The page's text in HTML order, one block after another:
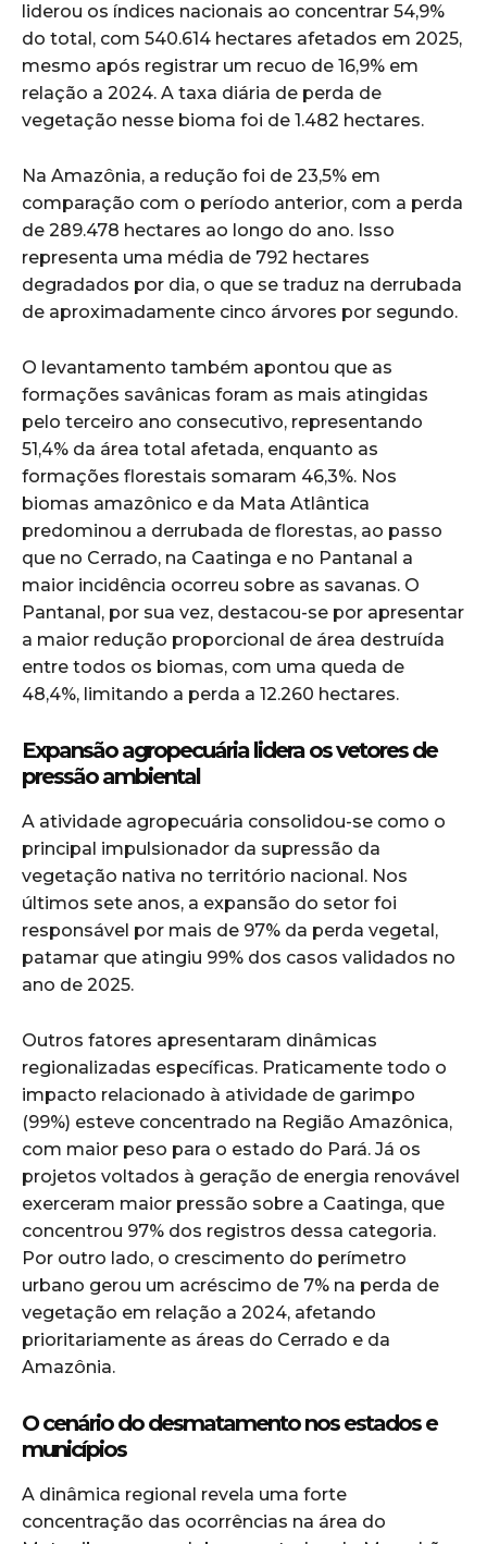
liderou os índices nacionais ao concentrar 54,9%
do total, com 540.614 hectares afetados em 2025,
mesmo após registrar um recuo de 16,9% em
relação a 2024. A taxa diária de perda de
vegetação nesse bioma foi de 1.482 hectares.
Na Amazônia, a redução foi de 23,5% em
comparação com o período anterior, com a perda
de 289.478 hectares ao longo do ano. Isso
representa uma média de 792 hectares
degradados por dia, o que se traduz na derrubada
de aproximadamente cinco árvores por segundo.
O levantamento também apontou que as
formações savânicas foram as mais atingidas
pelo terceiro ano consecutivo, representando
51,4% da área total afetada, enquanto as
formações florestais somaram 46,3%. Nos
biomas amazônico e da Mata Atlântica
predominou a derrubada de florestas, ao passo
que no Cerrado, na Caatinga e no Pantanal a
maior incidência ocorreu sobre as savanas. O
Pantanal, por sua vez, destacou-se por apresentar
a maior redução proporcional de área destruída
entre todos os biomas, com uma queda de
48,4%, limitando a perda a 12.260 hectares.
Expansão agropecuária lidera os vetores de
pressão ambiental
A atividade agropecuária consolidou-se como o
principal impulsionador da supressão da
vegetação nativa no território nacional. Nos
últimos sete anos, a expansão do setor foi
responsável por mais de 97% da perda vegetal,
patamar que atingiu 99% dos casos validados no
ano de 2025.
Outros fatores apresentaram dinâmicas
regionalizadas específicas. Praticamente todo o
impacto relacionado à atividade de garimpo
(99%) esteve concentrado na Região Amazônica,
com maior peso para o estado do Pará. Já os
projetos voltados à geração de energia renovável
exerceram maior pressão sobre a Caatinga, que
concentrou 97% dos registros dessa categoria.
Por outro lado, o crescimento do perímetro
urbano gerou um acréscimo de 7% na perda de
vegetação em relação a 2024, afetando
prioritariamente as áreas do Cerrado e da
Amazônia.
O cenário do desmatamento nos estados e
municípios
A dinâmica regional revela uma forte
concentração das ocorrências na área do